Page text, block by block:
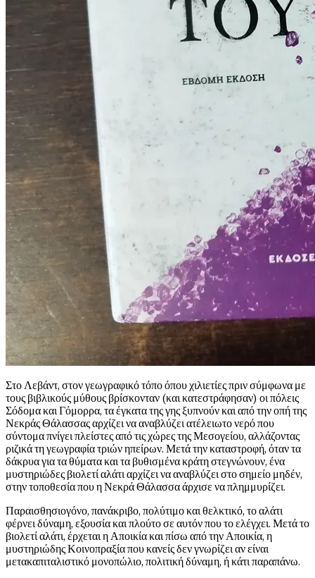
Στο Λεβάντ, στον γεωγραφικό τόπο όπου χιλιετίες πριν σύμφωνα με
τους βιβλικούς μύθους βρίσκονταν (και κατεστράφησαν) οι πόλεις
Σόδομα και Γόμορρα, τα έγκατα της γης ξυπνούν και από την οπή της
Νεκράς Θάλασσας αρχίζει να αναβλύζει ατέλειωτο νερό που
σύντομα πνίγει πλείστες από τις χώρες της Μεσογείου, αλλάζοντας
ριζικά τη γεωγραφία τριών ηπείρων. Μετά την καταστροφή, όταν τα
δάκρυα για τα θύματα και τα βυθισμένα κράτη στεγνώνουν, ένα
μυστηριώδες βιολετί αλάτι αρχίζει να αναβλύζει στο σημείο μηδέν,
στην τοποθεσία που η Νεκρά Θάλασσα άρχισε να πλημμυρίζει.
Παραισθησιογόνο, πανάκριβο, πολύτιμο και θελκτικό, το αλάτι
φέρνει δύναμη, εξουσία και πλούτο σε αυτόν που το ελέγχει. Μετά το
βιολετί αλάτι, έρχεται η Αποικία και πίσω από την Αποικία, η
μυστηριώδης Κοινοπραξία που κανείς δεν γνωρίζει αν είναι
μετακαπιταλιστικό μονοπώλιο, πολιτική δύναμη, ή κάτι παραπάνω.